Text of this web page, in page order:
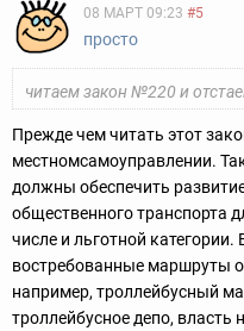
08 МАРТ 09:23 #5
просто
читаем закон №220 и
Прежде чем читать этот
местномсамоуправлении.
должны обеспечить
общественного транспорта
числе и льготной
востребованные маршруты
например, троллейбусный
троллейбусное депо, власть